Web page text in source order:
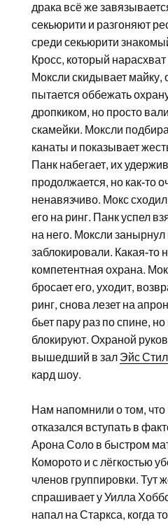
драка всё же
секьюрити и разгоняют
среди секьюрити
Кросс, который
Моксли скидывает майку,
пытается оббежать
дропкиком, но просто
скамейки. Моксли
канаты и показывает
Панк набегает, их
продолжается, но как-то
ненавязчиво. Мокс
его на ринг. Панк успел
на него. Моксли занырнул
заблокировали. Какая-то
компетентная охрана.
бросает его, уходит,
ринг, снова лезет на
бьет пару раз по спине,
блокируют. Охраной
вышедший в зал Эйс Стил
кард шоу.
Нам напомнили о том, что
отказался вступать в
Арона Соло в быстром
Коморото и с лёгкостью
членов группировки. Тут
спрашивает у Уилла
напал на Старкса, когда